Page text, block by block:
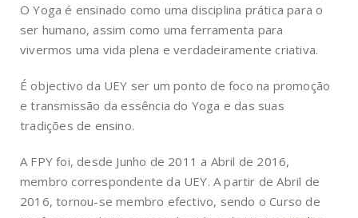
O Yoga é ensinado como uma disciplina prática para o
ser humano, assim como uma ferramenta para
vivermos uma vida plena e verdadeiramente criativa.
É objectivo da UEY ser um ponto de foco na promoção
e transmissão da essência do Yoga e das suas
tradições de ensino.
A FPY foi, desde Junho de 2011 a Abril de 2016,
membro correspondente da UEY. A partir de Abril de
2016, tornou-se membro efectivo, sendo o Curso de